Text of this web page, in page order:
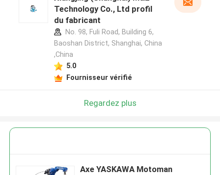
Technology Co., Ltd profil
du fabricant
No. 98, Fuli Road, Building 6,
Baoshan District, Shanghai, China
,China
5.0
Fournisseur vérifié
Regardez plus
Axe YASKAWA Motoman